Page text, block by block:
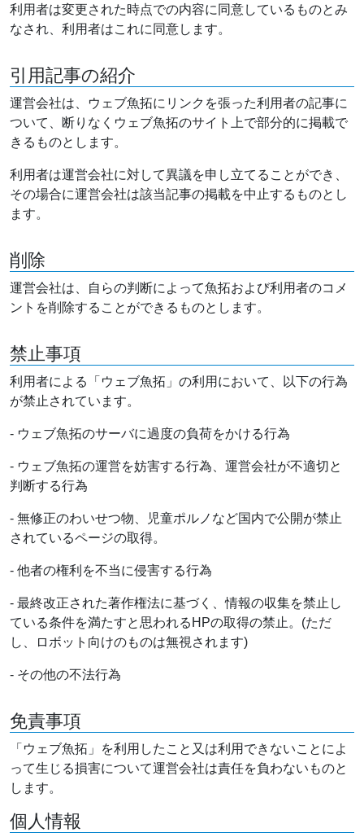
利用者は変更された時点での内容に同意しているものとみ
なされ、利用者はこれに同意します。
引用記事の紹介
運営会社は、ウェブ魚拓にリンクを張った利用者の記事に
ついて、断りなくウェブ魚拓のサイト上で部分的に掲載で
きるものとします。
利用者は運営会社に対して異議を申し立てることができ、
その場合に運営会社は該当記事の掲載を中止するものとし
ます。
削除
運営会社は、自らの判断によって魚拓および利用者のコメ
ントを削除することができるものとします。
禁止事項
利用者による「ウェブ魚拓」の利用において、以下の行為
が禁止されています。
- ウェブ魚拓のサーバに過度の負荷をかける行為
- ウェブ魚拓の運営を妨害する行為、運営会社が不適切と
判断する行為
- 無修正のわいせつ物、児童ポルノなど国内で公開が禁止
されているページの取得。
- 他者の権利を不当に侵害する行為
- 最終改正された著作権法に基づく、情報の収集を禁止し
ている条件を満たすと思われるHPの取得の禁止。(ただ
し、ロボット向けのものは無視されます)
- その他の不法行為
免責事項
「ウェブ魚拓」を利用したこと又は利用できないことによ
って生じる損害について運営会社は責任を負わないものと
します。
個人情報